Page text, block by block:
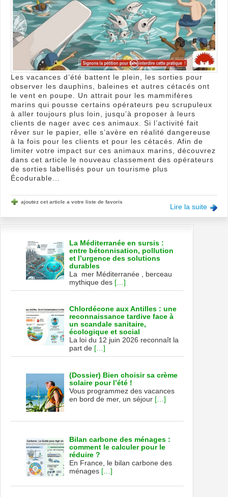
Les vacances d’été battent le plein, les sorties pour
observer les dauphins, baleines et autres cétacés ont
le vent en poupe. Un attrait pour les mammifères
marins qui pousse certains opérateurs peu scrupuleux
à aller toujours plus loin, jusqu’à proposer à leurs
clients de nager avec ces animaux. Si l’activité fait
rêver sur le papier, elle s’avère en réalité dangereuse
à la fois pour les clients et pour les cétacés. Afin de
limiter votre impact sur ces animaux marins, découvrez
dans cet article le nouveau classement des opérateurs
de sorties labellisés pour un tourisme plus
Écodurable…
Lire la suite
ajoutez cet article a votre liste de favoris
La Méditerranée en sursis :
entre bétonnisation, pollution
et l’urgence des solutions
durables
La mer Méditerranée , berceau
mythique des […]
Chlordécone aux Antilles : une
reconnaissance tardive face à
un scandale sanitaire,
écologique et social
La loi du 12 juin 2026 reconnaît la
part de […]
(Dossier) Bien choisir sa crème
solaire pour l’été !
Vous programmez des vacances
en bord de mer, un séjour […]
Bilan carbone des ménages :
comment le calculer pour le
réduire ?
En France, le bilan carbone des
ménages […]